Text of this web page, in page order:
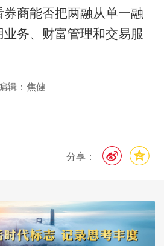
商能否把两融从单一融
务、财富管理和交易服
辑：焦健
分享：